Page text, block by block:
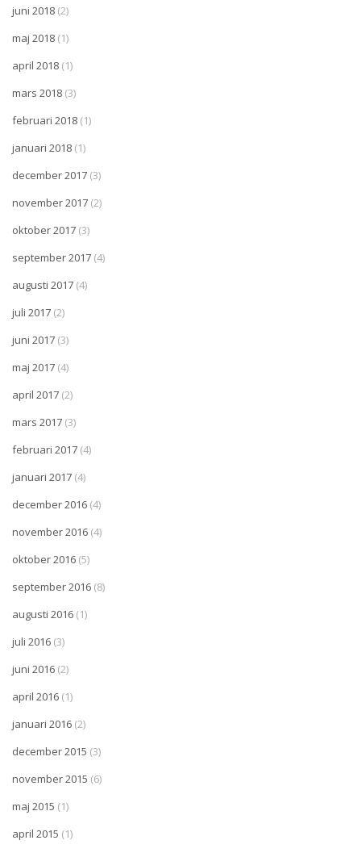
juni 2018 (2)
maj 2018 (1)
april 2018 (1)
mars 2018 (3)
februari 2018 (1)
januari 2018 (1)
december 2017 (3)
november 2017 (2)
oktober 2017 (3)
september 2017 (4)
augusti 2017 (4)
juli 2017 (2)
juni 2017 (3)
maj 2017 (4)
april 2017 (2)
mars 2017 (3)
februari 2017 (4)
januari 2017 (4)
december 2016 (4)
november 2016 (4)
oktober 2016 (5)
september 2016 (8)
augusti 2016 (1)
juli 2016 (3)
juni 2016 (2)
april 2016 (1)
januari 2016 (2)
december 2015 (3)
november 2015 (6)
maj 2015 (1)
april 2015 (1)